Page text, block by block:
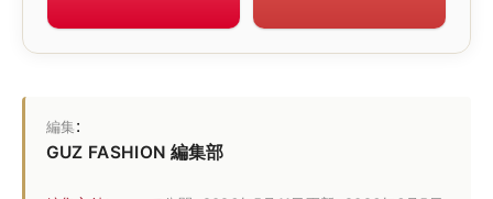
編集:
GUZ FASHION 編集部